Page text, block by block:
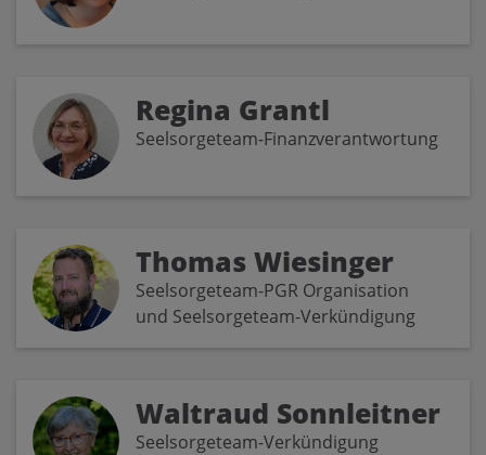
Regina Grantl
Seelsorgeteam-Finanzverantwortung
Thomas Wiesinger
Seelsorgeteam-PGR Organisation
und Seelsorgeteam-Verkündigung
Waltraud Sonnleitner
Seelsorgeteam-Verkündigung